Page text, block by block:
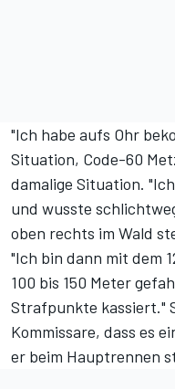
"Ich habe aufs Ohr
Situation, Code-60
damalige Situation.
und wusste
oben rechts im Wald
"Ich bin dann mit dem
100 bis 150 Meter
Strafpunkte kassiert."
Kommissare, dass es
er beim Hauptrennen